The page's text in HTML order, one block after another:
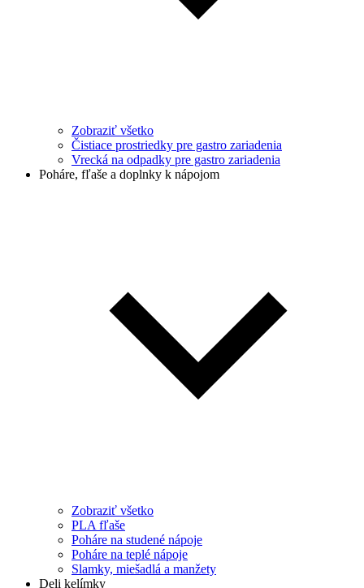
Zobraziť všetko
Čistiace prostriedky pre gastro zariadenia
Vrecká na odpadky pre gastro zariadenia
Poháre, fľaše a doplnky k nápojom
Zobraziť všetko
PLA fľaše
Poháre na studené nápoje
Poháre na teplé nápoje
Slamky, miešadlá a manžety
Deli kelímky